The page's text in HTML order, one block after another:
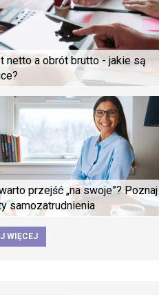
netto a obrót brutto - jakie są
przejść „na swoje”? Poznaj
samozatrudnienia
WIĘCEJ